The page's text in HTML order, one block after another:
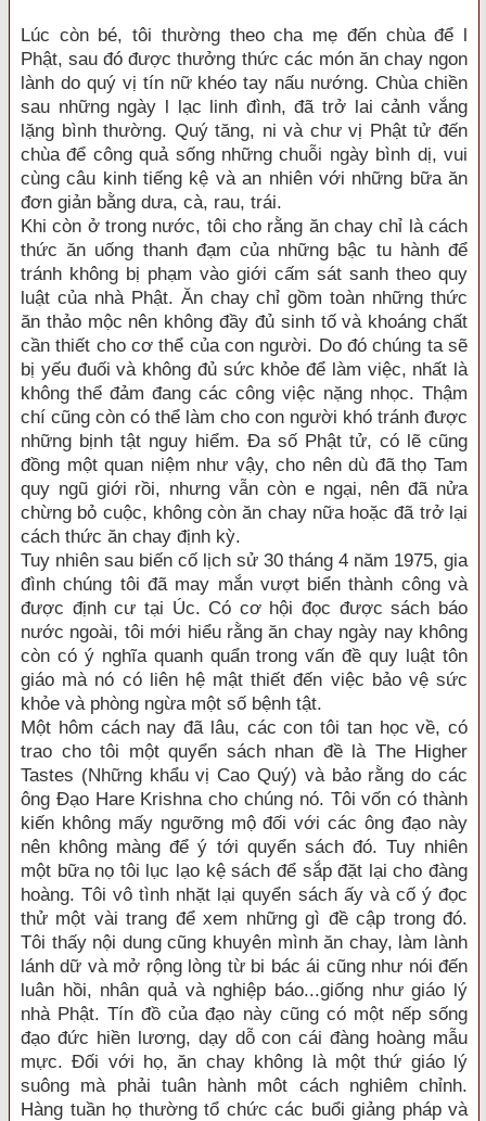
Lúc còn bé, tôi thường theo cha mẹ đến chùa để l
Phật, sau đó được thưởng thức các món ăn chay ngon
lành do quý vị tín nữ khéo tay nấu nướng. Chùa chiền
sau những ngày l lạc linh đình, đã trở lai cảnh vắng
lặng bình thường. Quý tăng, ni và chư vị Phật tử đến
chùa để công quả sống những chuỗi ngày bình dị, vui
cùng câu kinh tiếng kệ và an nhiên với những bữa ăn
đơn giản bằng dưa, cà, rau, trái.
Khi còn ở trong nước, tôi cho rằng ăn chay chỉ là cách
thức ăn uống thanh đạm của những bậc tu hành để
tránh không bị phạm vào giới cấm sát sanh theo quy
luật của nhà Phật. Ăn chay chỉ gồm toàn những thức
ăn thảo mộc nên không đầy đủ sinh tố và khoáng chất
cần thiết cho cơ thể của con người. Do đó chúng ta sẽ
bị yếu đuối và không đủ sức khỏe để làm việc, nhất là
không thể đảm đang các công việc nặng nhọc. Thậm
chí cũng còn có thể làm cho con người khó tránh được
những bịnh tật nguy hiểm. Đa số Phật tử, có lẽ cũng
đồng một quan niệm như vậy, cho nên dù đã thọ Tam
quy ngũ giới rồi, nhưng vẫn còn e ngại, nên đã nửa
chừng bỏ cuộc, không còn ăn chay nữa hoặc đã trở lại
cách thức ăn chay định kỳ.
Tuy nhiên sau biến cố lịch sử 30 tháng 4 năm 1975, gia
đình chúng tôi đã may mắn vượt biển thành công và
được định cư tại Úc. Có cơ hội đọc được sách báo
nước ngoài, tôi mới hiểu rằng ăn chay ngày nay không
còn có ý nghĩa quanh quẩn trong vấn đề quy luật tôn
giáo mà nó có liên hệ mật thiết đến việc bảo vệ sức
khỏe và phòng ngừa một số bệnh tật.
Một hôm cách nay đã lâu, các con tôi tan học về, có
trao cho tôi một quyển sách nhan đề là The Higher
Tastes (Những khẩu vị Cao Quý) và bảo rằng do các
ông Đạo Hare Krishna cho chúng nó. Tôi vốn có thành
kiến không mấy ngưỡng mộ đối với các ông đạo này
nên không màng để ý tới quyển sách đó. Tuy nhiên
một bữa nọ tôi lục lạo kệ sách để sắp đặt lại cho đàng
hoàng. Tôi vô tình nhặt lại quyển sách ấy và cố ý đọc
thử một vài trang để xem những gì đề cập trong đó.
Tôi thấy nội dung cũng khuyên mình ăn chay, làm lành
lánh dữ và mở rộng lòng từ bi bác ái cũng như nói đến
luân hồi, nhân quả và nghiệp báo...giống như giáo lý
nhà Phật. Tín đồ của đạo này cũng có một nếp sống
đạo đức hiền lương, dạy dỗ con cái đàng hoàng mẫu
mực. Đối với họ, ăn chay không là một thứ giáo lý
suông mà phải tuân hành môt cách nghiêm chỉnh.
Hàng tuần họ thường tổ chức các buổi giảng pháp và